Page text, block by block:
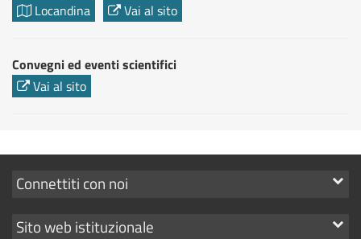
Locandina
Vai al sito
Convegni ed eventi scientifici
Vai al sito
Mostra
link
Connettiti con noi
Mostra
Sito web istituzionale